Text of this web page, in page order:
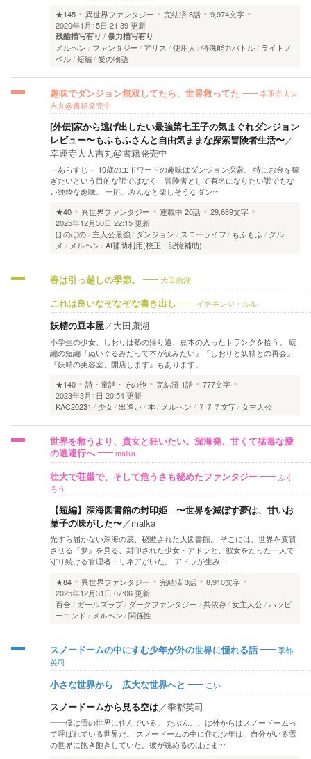
★145
異世界ファンタジー 完結済8話
9,974文字
2020年1月15日 21:39 更新
残酷描写有り 暴力描写有り
メルヘン ファンタジー アリス 使用人 特殊能力バトル
ライトノ
ベル 短編 愛の物語
趣味でダンジョン無双してたら、世界救ってた
幸運寺大大
吉丸@書籍発売中
[外伝]家から逃げ出したい最強第七王子の気まぐれダンジョン
レビュー〜もふもふさんと自由気ままな探索冒険者生活〜／
幸運寺大大吉丸@書籍発売中
－あらすじ－ 10歳のエドワードの趣味はダンジョン探索。 特にお金を稼
ぎたいという目的な訳ではなく、冒険者として有名になりたい訳でもな
い純粋な趣味。 一応、みんなと楽しそうなダン…
★40
異世界ファンタジー 連載中 20話
29,669文字
2025年12月30日 22:15 更新
ほのぼの
主人公最強 ダンジョン スローライフ もふもふ
グル
メ
メルヘン AI補助利用(校正・記憶補助)
春は引っ越しの季節。 大田康湖
これは良いなぞなぞな書き出し イチモンジ・ルル
妖精の豆本屋／大田康湖
小学生の少女、しおりは塾の帰り道、豆本の入ったトランクを拾う。 続
編の短編『ぬいぐるみだって本が読みたい』『しおりと妖精との再会』
『妖精の美容室、開店します』もあります。
★140
詩・童話・その他 完結済 1話
777文字
2023年3月1日 20:54 更新
KAC20231
少女 出逢い 本 メルヘン ７７７文字 女主人公
世界を救うより、貴女と狂いたい。深海発、甘くて猛毒な愛
の逃避行へ
malka
壮大で荘厳で、そして危うさも秘めたファンタジー
ふく
ろう
【短編】深海図書館の封印姫 〜世界を滅ぼす夢は、甘いお
菓子の味がした〜／malka
光すら届かない深海の底、秘匿された大図書館。 そこには、世界を変質
させる『夢』を見る、封印された少女・アドラと、彼女をたった一人で
守り続ける管理者・リネアがいた。 アドラが生み…
★84
異世界ファンタジー 完結済3話
8,910文字
2025年12月31日 07:06 更新
百合
ガールズラブ ダークファンタジー 共依存 女主人公 ハッピ
ーエンド
メルヘン 関係性
スノードームの中にすむ少年が外の世界に憧れる話
季都
英司
小さな世界から 広大な世界へと こい
スノードームから見る空は／季都英司
――僕は雪の世界に住んでいる。 たぶんここは外からはスノードームっ
て呼ばれている世界だ。 スノードームの中に住む少年は、自分がいる雪
の世界に飽き飽きしていた。彼が眺めるのはたま…